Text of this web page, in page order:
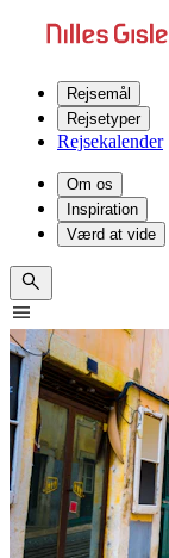
Rejsemål
Rejsetyper
Rejsekalender
Om os
Inspiration
Værd at vide